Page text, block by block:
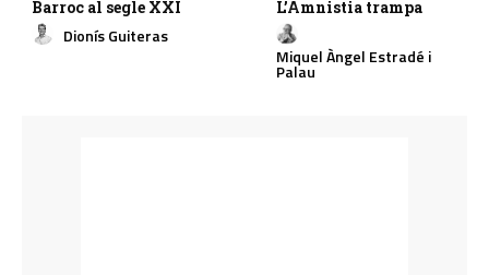
Barroc al segle XXI
Dionís Guiteras
L’Amnistia trampa
Miquel Àngel Estradé i
Palau